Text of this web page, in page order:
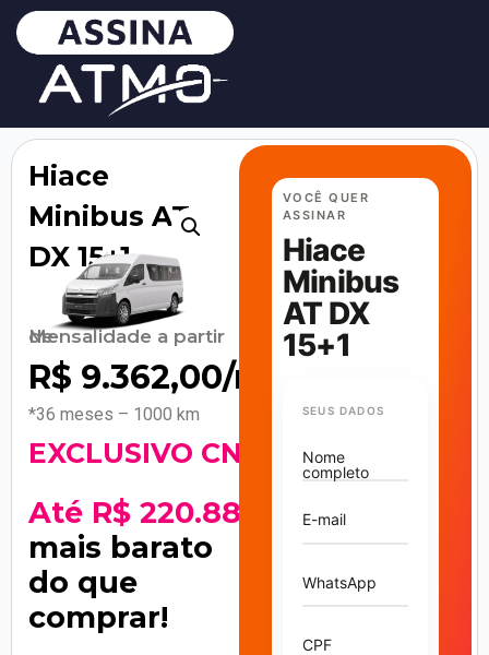
Hiace
Minibus AT
DX 15+1
Mensalidade a partir de
R$ 9.362,00/mês
*36 meses – 1000 km
EXCLUSIVO CNPJ!
Até R$ 220.883
mais barato
do que
comprar!
VOCÊ QUER
ASSINAR
Hiace
Minibus
AT DX
15+1
SEUS DADOS
Nome
completo
E-mail
WhatsApp
CPF